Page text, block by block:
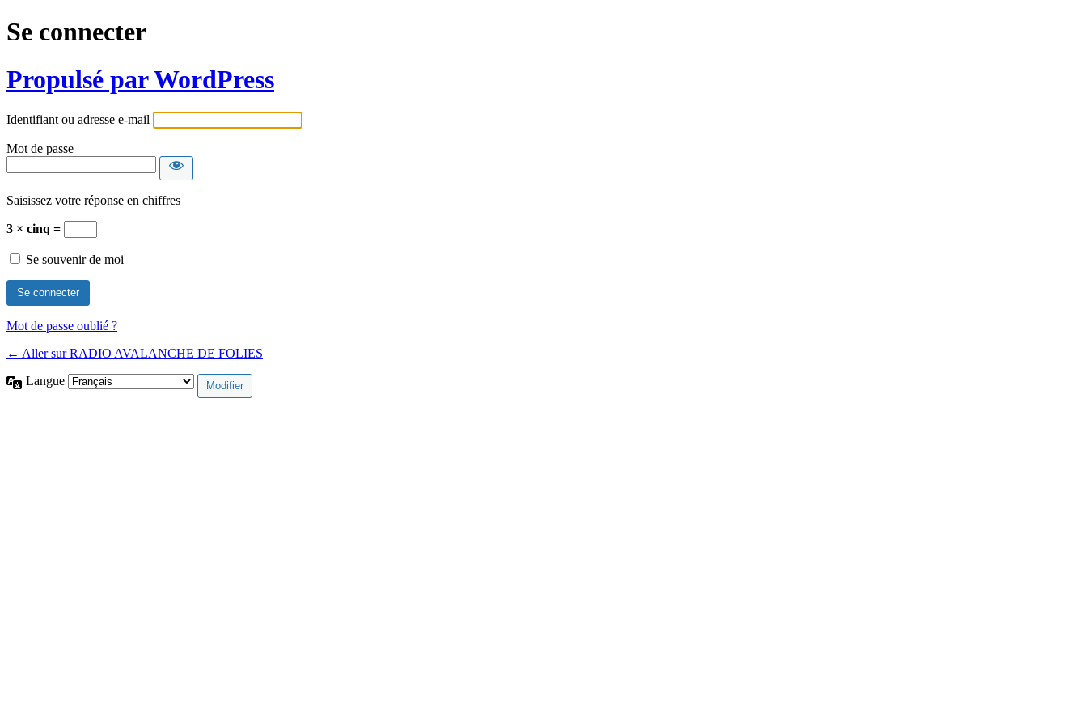
Se connecter
Propulsé par WordPress
Identifiant ou adresse e-mail
Mot de passe
Saisissez votre réponse en chiffres
3 × cinq =
Se souvenir de moi
Mot de passe oublié ?
← Aller sur RADIO AVALANCHE DE FOLIES
Langue